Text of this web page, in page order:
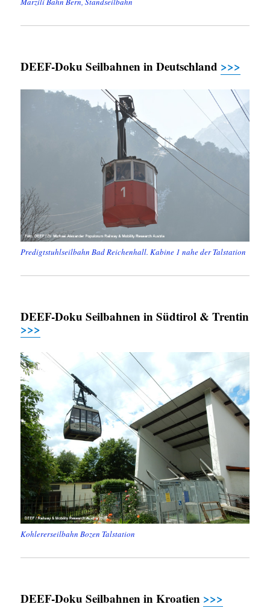
DEEF-Doku Seilbahnen in Deutschland >>>
Predigtstuhlseilbahn Bad Reichenhall. Kabine 1 nahe der Talstation
DEEF-Doku Seilbahnen in Südtirol & Trentin
>>>
Kohlererseilbahn Bozen Talstation
DEEF-Doku Seilbahnen in Kroatien >>>